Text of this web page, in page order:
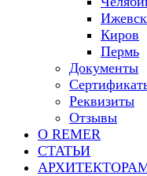
Ижевск
Киров
Пермь
Документы
Реквизиты
Отзывы
О REMER
СТАТЬИ